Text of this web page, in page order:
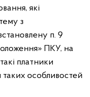
які
з
п. 9
ПКУ, на
платники
особливостей